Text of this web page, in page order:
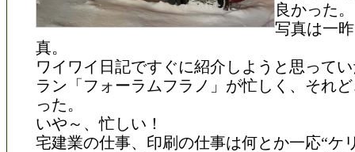
良かった。
写真は一
真。
ワイワイ日記ですぐに紹介しようと思って
ラン「フォーラムフラノ」が忙しく、それ
った。
いや～、忙しい！
宅建業の仕事、印刷の仕事は何とか一応“ケ